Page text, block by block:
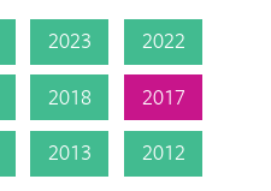
2023 2022
2018 2017
2013 2012